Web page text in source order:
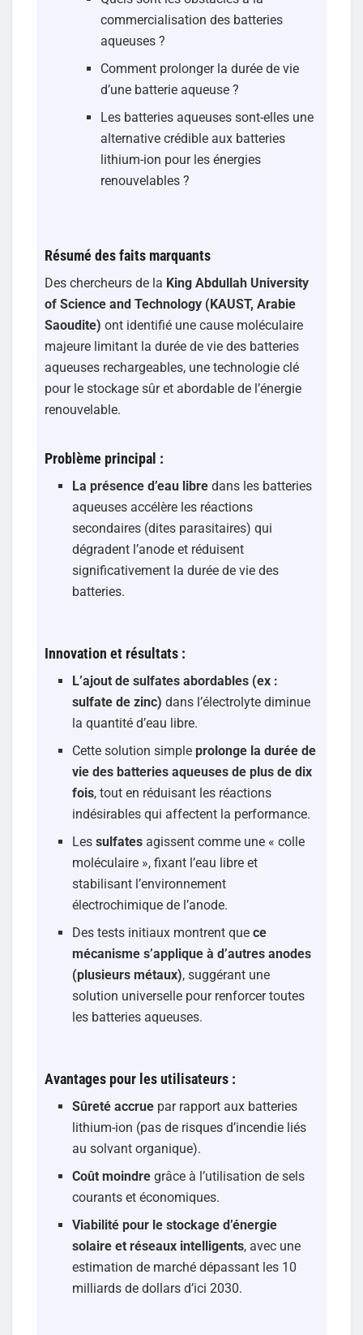
commercialisation des batteries
aqueuses ?
Comment prolonger la durée de vie
d’une batterie aqueuse ?
Les batteries aqueuses sont-elles une
alternative crédible aux batteries
lithium-ion pour les énergies
renouvelables ?
Résumé des faits marquants
Des chercheurs de la King Abdullah University
of Science and Technology (KAUST, Arabie
Saoudite) ont identifié une cause moléculaire
majeure limitant la durée de vie des batteries
aqueuses rechargeables, une technologie clé
pour le stockage sûr et abordable de l’énergie
renouvelable.
Problème principal :
La présence d’eau libre dans les batteries
aqueuses accélère les réactions
secondaires (dites parasitaires) qui
dégradent l’anode et réduisent
significativement la durée de vie des
batteries.
Innovation et résultats :
L’ajout de sulfates abordables (ex :
sulfate de zinc) dans l’électrolyte diminue
la quantité d’eau libre.
Cette solution simpleprolonge la durée de
vie des batteries aqueuses de plus de dix
fois, tout en réduisant les réactions
indésirables qui affectent la performance.
Lessulfates agissent comme une « colle
moléculaire », fixant l’eau libre et
stabilisant l’environnement
électrochimique de l’anode.
Des tests initiaux montrent quece
mécanisme s’applique à d’autres anodes
(plusieurs métaux), suggérant une
solution universelle pour renforcer toutes
les batteries aqueuses.
Avantages pour les utilisateurs :
Sûreté accrue par rapport aux batteries
lithium-ion (pas de risques d’incendie liés
au solvant organique).
Coût moindre grâce à l’utilisation de sels
courants et économiques.
Viabilité pour le stockage d’énergie
solaire et réseaux intelligents, avec une
estimation de marché dépassant les 10
milliards de dollars d’ici 2030.